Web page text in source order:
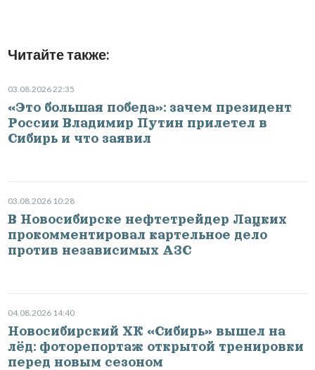
Читайте также:
03.08.2026 22:35
«Это большая победа»: зачем президент
России Владимир Путин прилетел в
Сибирь и что заявил
03.08.2026 10:28
В Новосибирске нефтетрейдер Лацких
прокомментировал картельное дело
против независимых АЗС
04.08.2026 14:40
Новосибирский ХК «Сибирь» вышел на
лёд: фоторепортаж открытой тренировки
перед новым сезоном